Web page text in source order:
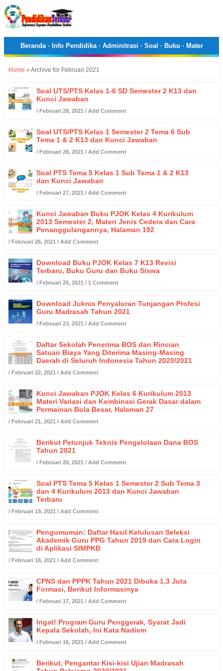
Beranda· Info Pendidika· Adminitrasi · Soal · Buku · Mater
Home » Archive for Februari 2021
Soal UTS/PTS Kelas 1-6 SD Semester 2 K13 dan
Kunci Jawaban
/ Februari 28, 2021 / Add Comment
Soal UTS/PTS Kelas 1 Semester 2 Tema 6 Sub
Tema 1 & 2 K13 dan Kunci Jawaban
/ Februari 28, 2021 / Add Comment
Soal PTS Tema 5 Kelas 1 Sub Tema 1 & 2 K13
dan Kunci Jawaban
/ Februari 27, 2021 / Add Comment
Kunci Jawaban Buku PJOK Kelas 4 Kurikulum
2013 Semester 2, Materi Jenis Cedera dan Cara
Penanggulangannya, Halaman 192
/ Februari 26, 2021 / Add Comment
Download Buku PJOK Kelas 7 K13 Revisi
Terbaru, Buku Guru dan Buku Siswa
/ Februari 25, 2021 / 1 Comment
Download Juknis Penyaluran Tunjangan Profesi
Guru Madrasah Tahun 2021
/ Februari 23, 2021 / Add Comment
Daftar Sekolah Penerima BOS dan Rincian
Satuan Biaya Yang Diterima Masing-Masing
Daerah di Seluruh Indonesia Tahun 2020/2021
/ Februari 22, 2021 / Add Comment
Kunci Jawaban PJOK Kelas 6 Kurikulum 2013
Materi Variasi dan Kombinasi Gerak Dasar dalam
Permainan Bola Besar, Halaman 27
/ Februari 21, 2021 / Add Comment
Berikut Petunjuk Teknis Pengelolaan Dana BOS
Tahun 2021
/ Februari 20, 2021 / Add Comment
Soal PTS Tema 5 Kelas 1 Semester 2 Sub Tema 3
dan 4 Kurikulum 2013 dan Kunci Jawaban
Terbaru
/ Februari 19, 2021 / Add Comment
Pengumuman: Daftar Hasil Kelulusan Seleksi
Akademik Guru PPG Tahun 2019 dan Cara Login
di Aplikasi SIMPKB
/ Februari 18, 2021 / Add Comment
CPNS dan PPPK Tahun 2021 Dibuka 1,3 Juta
Formasi, Berikut Informasinya
/ Februari 17, 2021 / Add Comment
Ingat! Program Guru Penggerak, Syarat Jadi
Kepala Sekolah, Ini Kata Nadiem
/ Februari 16, 2021 / Add Comment
Berikut, Pengantar Kisi-kisi Ujian Madrasah